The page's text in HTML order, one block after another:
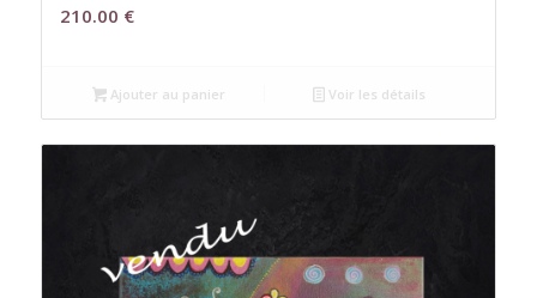
210.00 €
Ajouter au panier Voir les détails